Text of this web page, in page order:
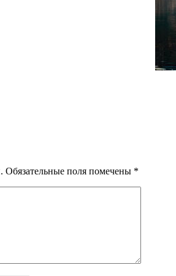
Обязательные поля помечены *